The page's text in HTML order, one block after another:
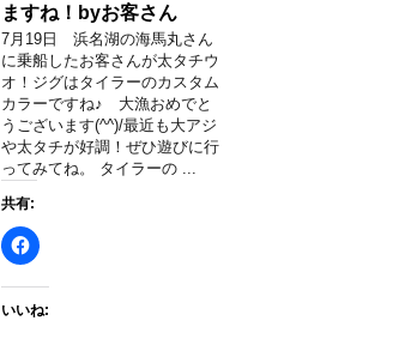
ますね！byお客さん
7月19日 浜名湖の海馬丸さん
に乗船したお客さんが太タチウ
オ！ジグはタイラーのカスタム
カラーですね♪ 大漁おめでと
うございます(^^)/最近も大アジ
や太タチが好調！ぜひ遊びに行
ってみてね。 タイラーの ...
共有:
いいね: